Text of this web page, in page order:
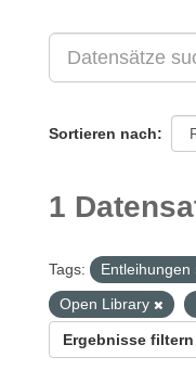
Sortieren nach
1
Tags: Entleihungen
Open Library
Ergebnisse filtern